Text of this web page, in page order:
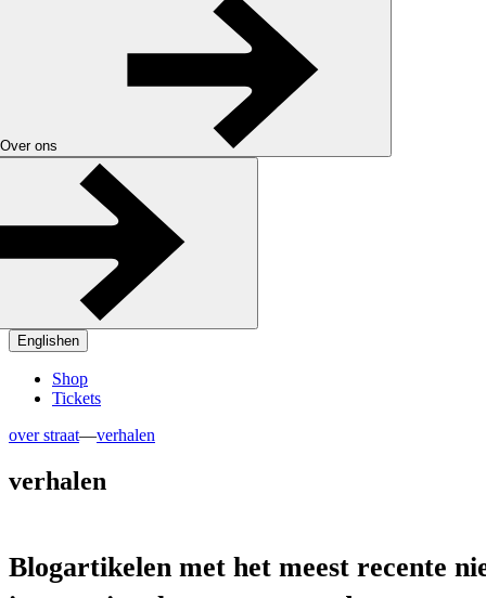
Over ons
Englishen
Shop
Tickets
over straat—verhalen
verhalen
Blogartikelen met het meest recente